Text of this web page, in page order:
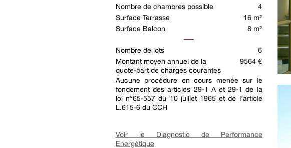
Nombre de chambres possible
4
Surface Terrasse
16 m²
Surface Balcon
8 m²
Nombre de lots
6
Montant moyen annuel de la
quote-part de charges courantes
9564 €
Aucune procédure en cours menée sur le
fondement des articles 29-1 A et 29-1 de la
loi n°65-557 du 10 juillet 1965 et de l’article
L.615-6 du CCH
Voir le Diagnostic de Performance
Energétique